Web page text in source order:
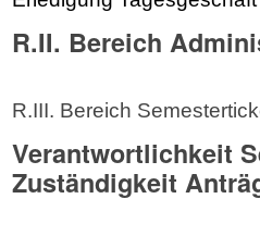
R.II. Bereich
R.III. Bereich
Verantwortlichkeit
Zuständigkeit